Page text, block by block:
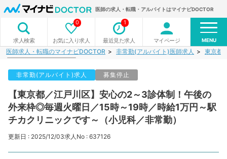
医師の求人・転職・アルバイトはマイナビDOCTOR
求人検索 お気に入り求人
0
最近見た求人
1
マイページ MENU
医師求人・転職のマイナビDOCTOR 非常勤(アルバイト)医師求人 東京都
非常勤(アルバイト)求人 募集停止
【東京都／江戸川区】安心の2～3診体制！午後の
外来枠◎毎週火曜日／15時～19時／時給1万円～駅
チカクリニックです～（小児科／非常勤）
更新日 : 2025/12/03求人No : 637126